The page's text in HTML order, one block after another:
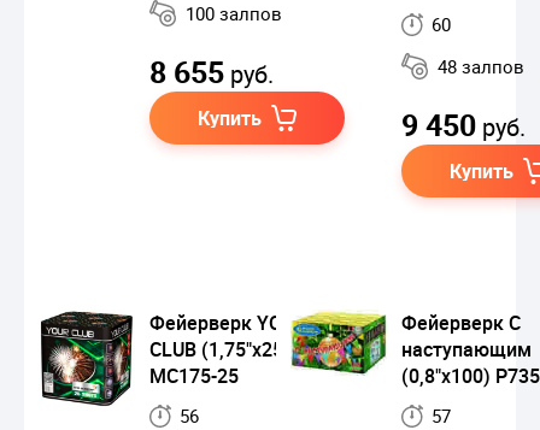
100 залпов
8 655 руб.
Купить
60
48 залпов
9 450 руб.
Купить
Фейерверк YOUR
CLUB (1,75"x25)
MC175-25
56
Фейерверк С
наступающим
(0,8"х100)
57